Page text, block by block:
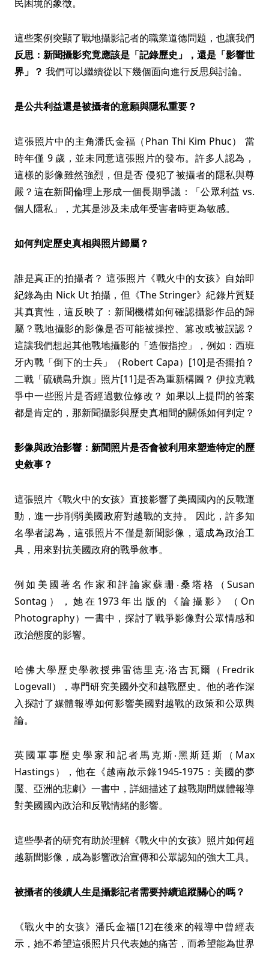
民困境的象徵。
這些案例突顯了戰地攝影記者的職業道德問題，也讓我們
反思：新聞攝影究竟應該是「記錄歷史」，還是「影響世
界」？ 我們可以繼續從以下幾個面向進行反思與討論。
是公共利益還是被攝者的意願與隱私重要？
這張照片中的主角潘氏金福（Phan Thi Kim Phuc） 當
時年僅 9 歲，並未同意這張照片的發布。許多人認為，
這樣的影像雖然強烈，但是否 侵犯了被攝者的隱私與尊
嚴？這在新聞倫理上形成一個長期爭議：「公眾利益 vs.
個人隱私」，尤其是涉及未成年受害者時更為敏感。
如何判定歷史真相與照片歸屬？
誰是真正的拍攝者？ 這張照片《戰火中的女孩》自始即
紀錄為由 Nick Ut 拍攝，但《The Stringer》紀錄片質疑
其真實性，這反映了：新聞機構如何確認攝影作品的歸
屬？戰地攝影的影像是否可能被操控、篡改或被誤認？
這讓我們想起其他戰地攝影的「造假指控」，例如：西班
牙內戰「倒下的士兵」（Robert Capa）[10]是否擺拍？
二戰「硫磺島升旗」照片[11]是否為重新構圖？ 伊拉克戰
爭中一些照片是否經過數位修改？ 如果以上提問的答案
都是肯定的，那新聞攝影與歷史真相間的關係如何判定？
影像與政治影響：新聞照片是否會被利用來塑造特定的歷
史敘事？
這張照片《戰火中的女孩》直接影響了美國國內的反戰運
動，進一步削弱美國政府對越戰的支持。 因此，許多知
名學者認為，這張照片不僅是新聞影像，還成為政治工
具，用來對抗美國政府的戰爭敘事。
例如美國著名作家和評論家蘇珊‧桑塔格（Susan
Sontag），她在1973年出版的《論攝影》（On
Photography）一書中，探討了戰爭影像對公眾情感和
政治態度的影響。
哈佛大學歷史學教授弗雷德里克‧洛吉瓦爾（Fredrik
Logevall），專門研究美國外交和越戰歷史。他的著作深
入探討了媒體報導如何影響美國對越戰的政策和公眾輿
論。
英國軍事歷史學家和記者馬克斯‧黑斯廷斯（Max
Hastings），他在《越南啟示錄1945-1975：美國的夢
魘、亞洲的悲劇》一書中，詳細描述了越戰期間媒體報導
對美國國內政治和反戰情緒的影響。
這些學者的研究有助於理解《戰火中的女孩》照片如何超
越新聞影像，成為影響政治宣傳和公眾認知的強大工具。
被攝者的後續人生是攝影記者需要持續追蹤關心的嗎？
《戰火中的女孩》潘氏金福[12]在後來的報導中曾經表
示，她不希望這張照片只代表她的痛苦，而希望能為世界